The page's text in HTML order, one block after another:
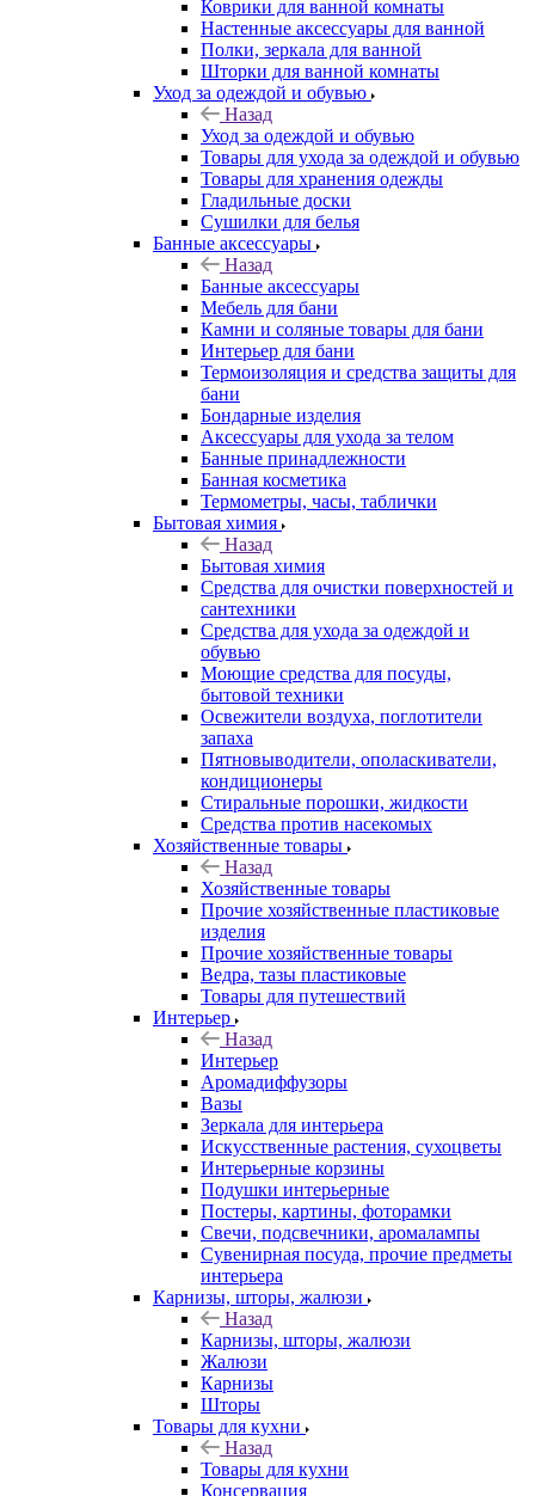
Коврики для ванной комнаты
Настенные аксессуары для ванной
Полки, зеркала для ванной
Шторки для ванной комнаты
Уход за одеждой и обувью
Назад
Уход за одеждой и обувью
Товары для ухода за одеждой и обувью
Товары для хранения одежды
Гладильные доски
Сушилки для белья
Банные аксессуары
Назад
Банные аксессуары
Мебель для бани
Камни и соляные товары для бани
Интерьер для бани
Термоизоляция и средства защиты для
бани
Бондарные изделия
Аксеcсуары для ухода за телом
Банные принадлежности
Банная косметика
Термометры, часы, таблички
Бытовая химия
Назад
Бытовая химия
Средства для очистки поверхностей и
сантехники
Средства для ухода за одеждой и
обувью
Моющие средства для посуды,
бытовой техники
Освежители воздуха, поглотители
запаха
Пятновыводители, ополаскиватели,
кондиционеры
Стиральные порошки, жидкости
Средства против насекомых
Хозяйственные товары
Назад
Хозяйственные товары
Прочие хозяйственные пластиковые
изделия
Прочие хозяйственные товары
Ведра, тазы пластиковые
Товары для путешествий
Интерьер
Назад
Интерьер
Аромадиффузоры
Вазы
Зеркала для интерьера
Искусственные растения, сухоцветы
Интерьерные корзины
Подушки интерьерные
Постеры, картины, фоторамки
Свечи, подсвечники, аромалампы
Сувенирная посуда, прочие предметы
интерьера
Карнизы, шторы, жалюзи
Назад
Карнизы, шторы, жалюзи
Жалюзи
Карнизы
Шторы
Товары для кухни
Назад
Товары для кухни
Консервация